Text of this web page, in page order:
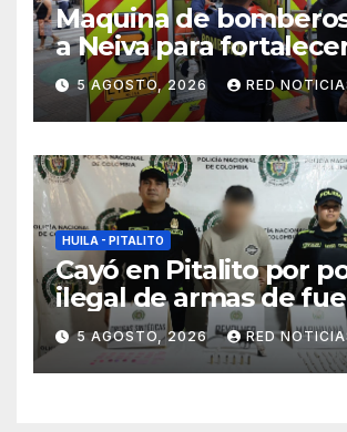
Maquina de
a Neiva para
asistencia en las
emergencias
por el fenómeno del
5 AGOSTO, 2026 RED
HUILA - PITALITO
Cayó en Pitalito por
ilegal de armas de
tráfico de
5 AGOSTO, 2026 RED